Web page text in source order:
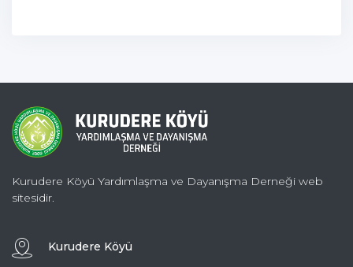
Kurudere Köyü Yardımlaşma ve Dayanışma Derneği web
sitesidir.
Kurudere Köyü